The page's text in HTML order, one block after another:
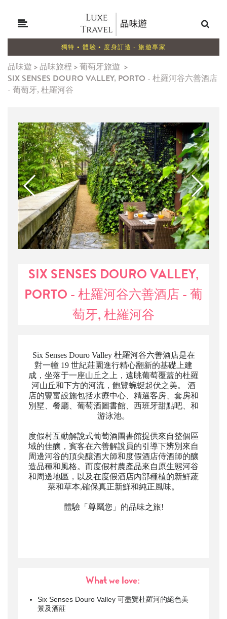
獨特 • 體驗 • 度身訂造 - 旅遊專家
品味遊 > 品味旅程 >葡萄牙旅遊 >
SIX SENSES DOURO VALLEY, PORTO - 杜羅河谷六善酒店
- 葡萄牙, 杜羅河谷
SIX SENSES DOURO VALLEY,
PORTO - 杜羅河谷六善酒店 - 葡
萄牙, 杜羅河谷
Six Senses Douro Valley 杜羅河谷六善酒店是在
對一幢 19 世紀莊園進行精心翻新的基礎上建
成，坐落于一座山丘之上，遠眺葡萄覆蓋的杜羅
河山丘和下方的河流，飽覽蜿蜒起伏之美。 酒
店的豐富設施包括水療中心、精選客房、套房和
別墅、餐廳、葡萄酒圖書館、西班牙甜點吧、和
游泳池。
度假村互動解說式葡萄酒圖書館提供來自整個區
域的佳釀，賓客在六善解說員的引導下辨別來自
周邊河谷的頂尖釀酒大師和度假酒店侍酒師的釀
造品種和風格。而度假村農產品來自原生態河谷
和周邊地區，以及在度假酒店內部種植的新鮮蔬
菜和草本,確保真正新鮮和純正風味。
體驗「尊屬您」的品味之旅!
What we love:
Six Senses Douro Valley 可盡覽杜羅河的絕色美
景及酒莊